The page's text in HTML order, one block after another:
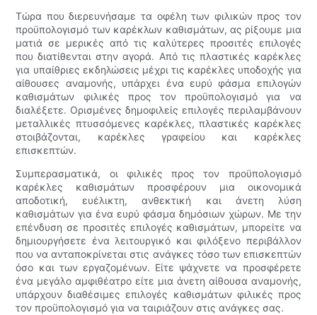
Τώρα που διερευνήσαμε τα οφέλη των φιλικών προς τον
προϋπολογισμό των καρέκλων καθισμάτων, ας ρίξουμε μια
ματιά σε μερικές από τις καλύτερες προσιτές επιλογές
που διατίθενται στην αγορά. Από τις πλαστικές καρέκλες
για υπαίθριες εκδηλώσεις μέχρι τις καρέκλες υποδοχής για
αίθουσες αναμονής, υπάρχει ένα ευρύ φάσμα επιλογών
καθισμάτων φιλικές προς τον προϋπολογισμό για να
διαλέξετε. Ορισμένες δημοφιλείς επιλογές περιλαμβάνουν
μεταλλικές πτυσσόμενες καρέκλες, πλαστικές καρέκλες
στοιβάζονται, καρέκλες γραφείου και καρέκλες
επισκεπτών.
Συμπερασματικά, οι φιλικές προς τον προϋπολογισμό
καρέκλες καθισμάτων προσφέρουν μια οικονομικά
αποδοτική, ευέλικτη, ανθεκτική και άνετη λύση
καθισμάτων για ένα ευρύ φάσμα δημόσιων χώρων. Με την
επένδυση σε προσιτές επιλογές καθισμάτων, μπορείτε να
δημιουργήσετε ένα λειτουργικό και φιλόξενο περιβάλλον
που να ανταποκρίνεται στις ανάγκες τόσο των επισκεπτών
όσο και των εργαζομένων. Είτε ψάχνετε να προσφέρετε
ένα μεγάλο αμφιθέατρο είτε μια άνετη αίθουσα αναμονής,
υπάρχουν διαθέσιμες επιλογές καθισμάτων φιλικές προς
τον προϋπολογισμό για να ταιριάζουν στις ανάγκες σας.